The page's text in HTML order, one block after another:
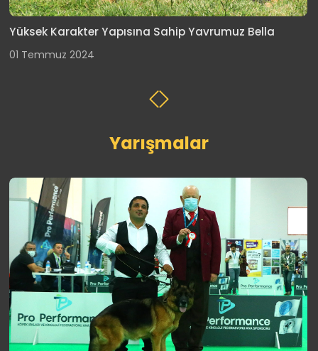
Sky'ın güzel kızı Dolly satışta
24 Haziran 2013
Yarışmalar